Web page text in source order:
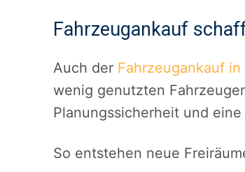
Fahrzeugankauf
Auch der Fahrzeugankauf
wenig genutzten
Planungssicherheit und
So entstehen neue